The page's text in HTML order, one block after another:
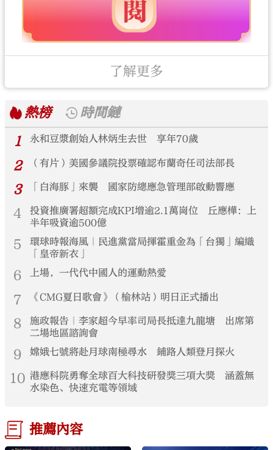
了解更多
熱榜
時間鏈
1
永和豆漿創始人林炳生去世 享年70歲
2 （有片）美國參議院投票確認布蘭奇任司法部長
3 「白海豚」來襲 國家防總應急管理部啟動響應
4
投資推廣署超額完成KPI增逾2.1萬崗位 丘應樺：上
半年吸資逾500億
5
環球時報海風｜民進黨當局揮霍重金為「台獨」編織
「皇帝新衣」
6 上場，一代代中國人的運動熱愛
7 《CMG夏日歌會》（榆林站）明日正式播出
8
施政報告｜李家超今早率司局長抵達九龍塘 出席第
二場地區諮詢會
9 嫦娥七號將赴月球南極尋水 鋪路人類登月探火
10 港應科院勇奪全球百大科技研發獎三項大獎 涵蓋無
水染色、快速充電等領域
推薦內容